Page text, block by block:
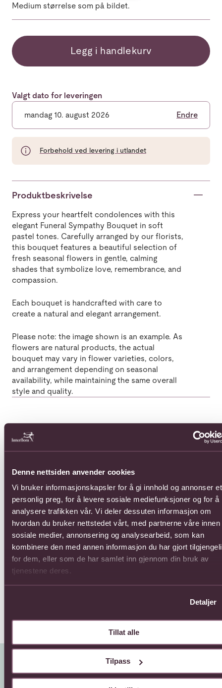
Denne nettsiden anvender cookies
Vi bruker informasjonskapsler for å gi innhold og annonser et
personlig preg, for å levere sosiale mediefunksjoner og for å
analysere trafikken vår. Vi deler dessuten informasjon om
hvordan du bruker nettstedet vårt, med partnerne våre innen
sosiale medier, annonsering og analysearbeid, som kan
kombinere den med annen informasjon du har gjort
for dem, eller som de har samlet inn gjennom din bruk av
tjenestene deres.
Detaljer
Tillat alle
Tilpass
Medium størrelse som på bildet.
Legg i handlekurv
Valgt dato for leveringen
mandag 10. august 2026 Endre
Forbehold ved levering i utlandet
Produktbeskrivelse
Express your heartfelt condolences with this
elegant Funeral Sympathy Bouquet in soft
pastel tones. Carefully arranged by our florists,
this bouquet features a beautiful selection of
fresh seasonal flowers in gentle, calming
shades that symbolize love, remembrance, and
compassion.
Each bouquet is handcrafted with care to
create a natural and elegant arrangement.
Please note: the image shown is an example. As
flowers are natural products, the actual
bouquet may vary in flower varieties, colors,
and arrangement depending on seasonal
availability, while maintaining the same overall
style and quality.
Populære buketter i Nederland Se alle
12 roses medium
stemmed
528,-
Arrangement of cut